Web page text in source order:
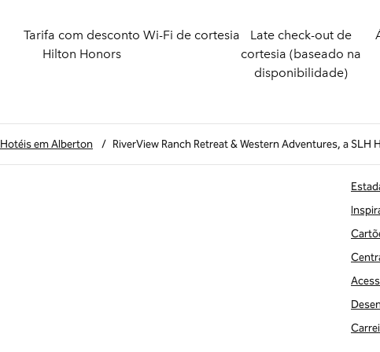
Tarifa com desconto
Hilton Honors
Wi-Fi de cortesia
Late check-out de
cortesia (baseado na
disponibilidade)
Hotéis em Alberton / RiverView Ranch Retreat & Western Adventures, a SLH